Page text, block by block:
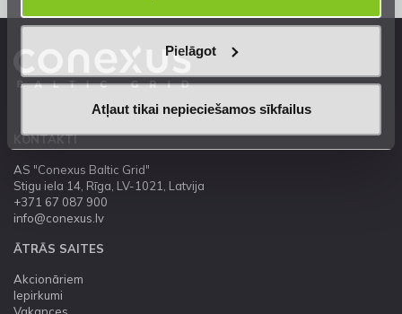
Pielāgot
Atļaut tikai nepieciešamos sīkfailus
KONTAKTI
AS "Conexus Baltic Grid"
Stigu iela 14, Rīga, LV-1021, Latvija
+371 67 087 900
info@conexus.lv
ĀTRĀS SAITES
Akcionāriem
Iepirkumi